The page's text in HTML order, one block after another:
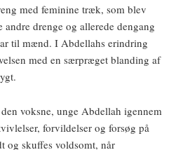
med feminine træk, som blev
drenge og allerede dengang
til mænd. I Abdellahs erindring
med en særpræget blanding af
voksne, unge Abdellah igennem
forvildelser og forsøg på
og skuffes voldsomt, når